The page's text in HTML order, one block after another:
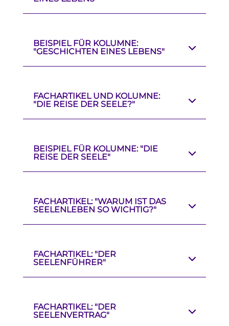
BEISPIEL FÜR KOLUMNE:
"GESCHICHTEN EINES LEBENS"
FACHARTIKEL UND KOLUMNE:
"DIE REISE DER SEELE?"
BEISPIEL FÜR KOLUMNE: "DIE
REISE DER SEELE"
FACHARTIKEL: "WARUM IST DAS
SEELENLEBEN SO WICHTIG?"
FACHARTIKEL: "DER
SEELENFÜHRER"
FACHARTIKEL: "DER
SEELENVERTRAG"